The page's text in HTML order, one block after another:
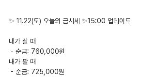
✨ 11.22(토) 오늘의 금시세 ✨15:00 업데이트
내가 살 때
- 순금: 760,000원
내가 팔 때
- 순금: 725,000원